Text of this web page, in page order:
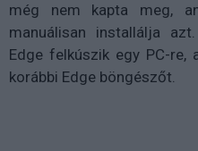
még nem kapta meg,
manuálisan installálja
Edge felkúszik egy PC-re,
korábbi Edge böngészőt.